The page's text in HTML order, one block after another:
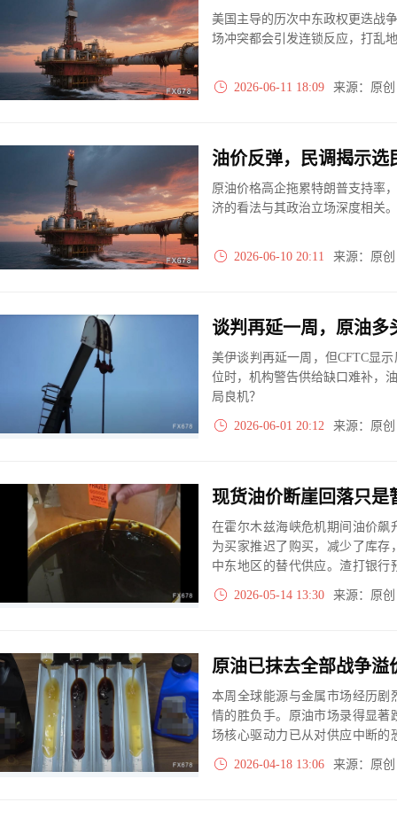
美国主导的历次中东政权更迭战
场冲突都会引发连锁反应，打乱
2026-06-11 18:09 来源：原
原油价格高企拖累特朗普支持率
济的看法与其政治立场深度相关。
2026-06-10 20:11 来源：原
谈判再延一周，原油多
美伊谈判再延一周，但CFTC显
位时，机构警告供给缺口难补，
局良机？
2026-06-01 20:12 来源：原
在霍尔木兹海峡危机期间油价飙
为买家推迟了购买，减少了库
中东地区的替代供应。渣打银
求再度回升，实物原油价格将
的情况。截至 4 月 24 日当周，
2026-05-14 13:30 来源：原
本周全球能源与金属市场经历剧
情的胜负手。原油市场录得显著
场核心驱动力已从对供应中断的
的预期定价。
2026-04-18 13:06 来源：原